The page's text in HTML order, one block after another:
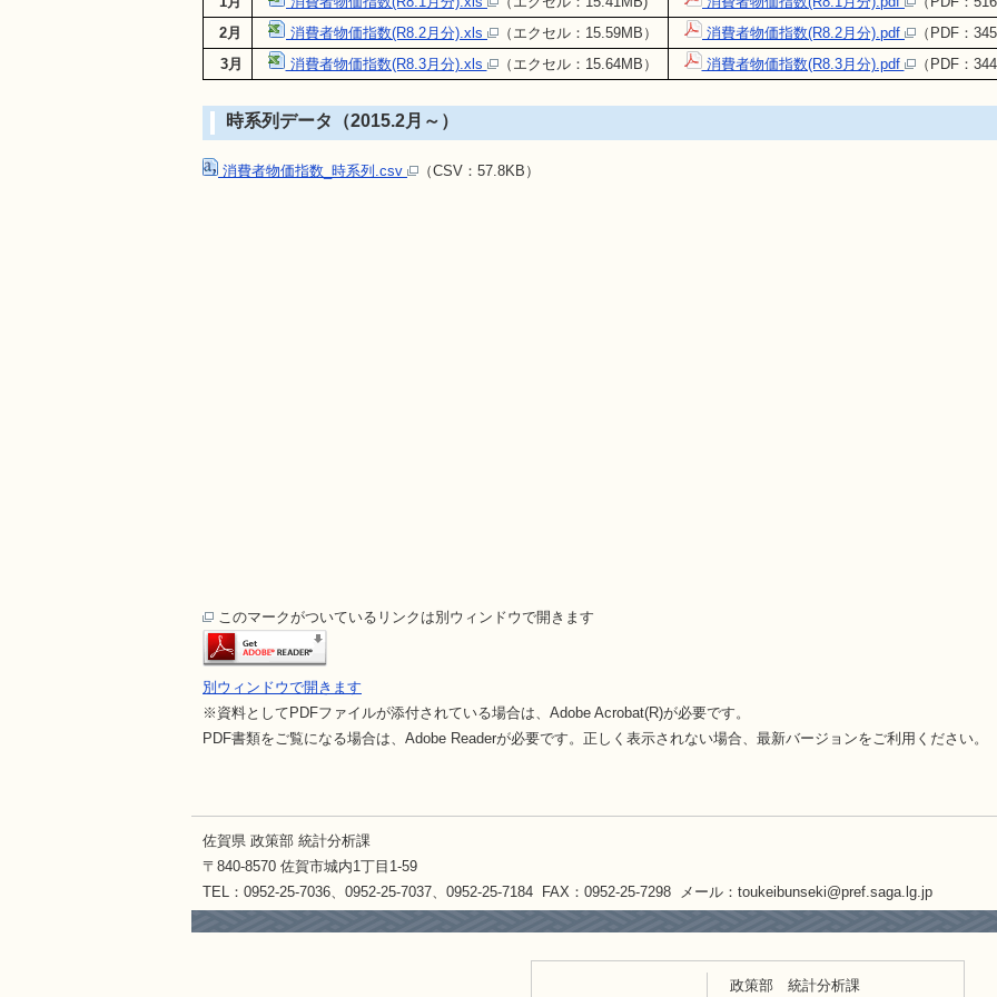
2月
消費者物価指数(R8.2月分).xls （エクセル：15.59MB） 消費者物価指数(R8.2月分).pdf
（PDF：
3月
消費者物価指数(R8.3月分).xls （エクセル：15.64MB） 消費者物価指数(R8.3月分).pdf （PDF：
時系列データ（2015.2月～）
消費者物価指数_時系列.csv （CSV：57.8KB）
このマークがついているリンクは別ウィンドウで開きます
別ウィンドウで開きます
※資料としてPDFファイルが添付されている場合は、Adobe Acrobat(R)が必要です。
PDF書類をご覧になる場合は、Adobe Readerが必要です。正しく表示されない場合、最新バージョンをご利用ください。
佐賀県 政策部 統計分析課
〒840-8570 佐賀市城内1丁目1-59
TEL：0952-25-7036、0952-25-7037、0952-25-7184 FAX：0952-25-7298 メール：toukeibunseki@pref.saga.lg.jp
政策部 統計分析課